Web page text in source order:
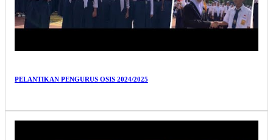
PELANTIKAN PENGURUS OSIS 2024/2025